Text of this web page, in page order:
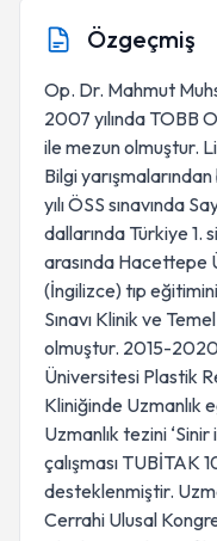
Özgeçmiş
Op. Dr. Mahmut
2007 yılında TOBB
ile mezun olmuştur.
Bilgi
yılı ÖSS sınavında
dallarında Türkiye 1.
arasında Hacettepe
(İngilizce) tıp eğitimini
Sınavı Klinik ve
olmuştur. 2015-2020
Üniversitesi Plastik
Kliniğinde Uzmanlık
Uzmanlık tezini
çalışması TUBİTAK
desteklenmiştir.
Cerrahi Ulusal